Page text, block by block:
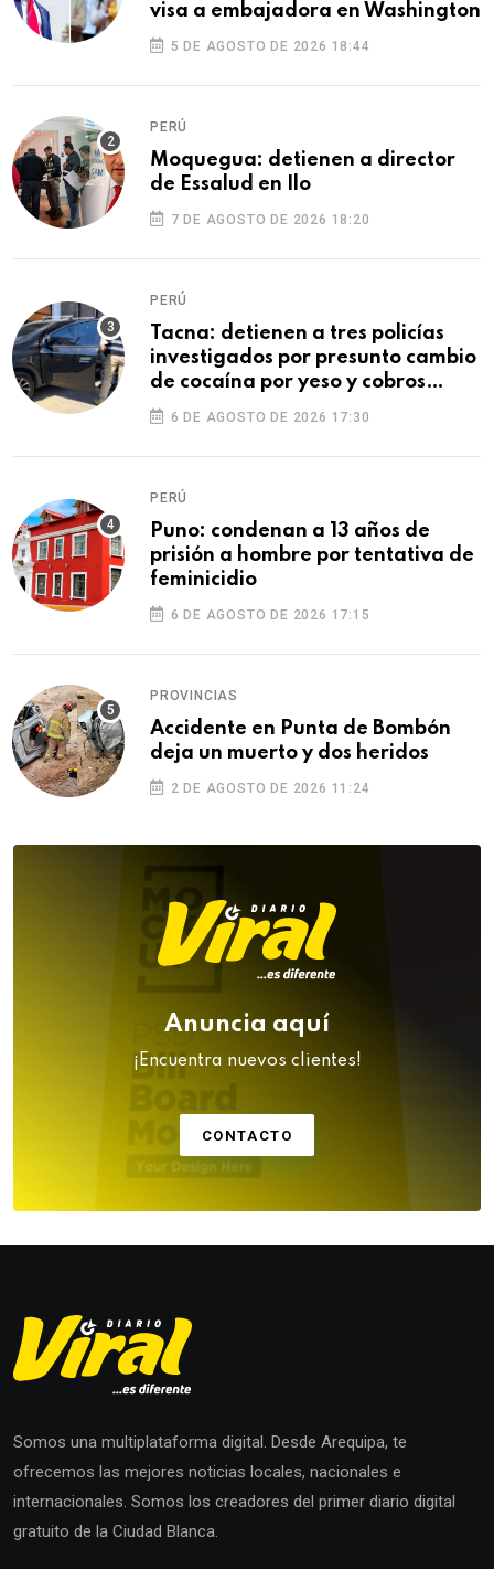
visa a embajadora en Washington
5 DE AGOSTO DE 2026 18:44
PERÚ
Moquegua: detienen a director
de Essalud en Ilo
7 DE AGOSTO DE 2026 18:20
PERÚ
Tacna: detienen a tres policías
investigados por presunto cambio
de cocaína por yeso y cobros
ilegales
6 DE AGOSTO DE 2026 17:30
PERÚ
Puno: condenan a 13 años de
prisión a hombre por tentativa de
feminicidio
6 DE AGOSTO DE 2026 17:15
PROVINCIAS
Accidente en Punta de Bombón
deja un muerto y dos heridos
2 DE AGOSTO DE 2026 11:24
Anuncia aquí
¡Encuentra nuevos clientes!
CONTACTO
Somos una multiplataforma digital. Desde Arequipa, te
ofrecemos las mejores noticias locales, nacionales e
internacionales. Somos los creadores del primer diario digital
gratuito de la Ciudad Blanca.